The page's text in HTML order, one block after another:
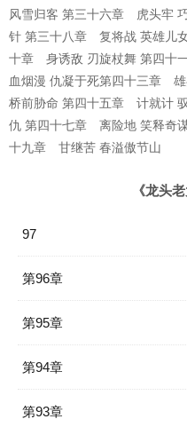
风雪归客 第三十六章 虎头牢
针 第三十八章 复将战 英雄儿
十章 身诱敌 刃旋杖舞 第四十
血烟漫 仇凝于死第四十三章
桥前胁命 第四十五章 计就计
仇 第四十七章 离险地 笑释奇
十九章 甘继苦 春溢傲节山
《龙头
97
第96章
第95章
第94章
第93章